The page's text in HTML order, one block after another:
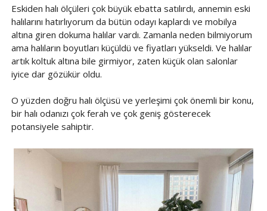
Eskiden halı ölçüleri çok büyük ebatta satılırdı, annemin eski
halılarını hatırlıyorum da bütün odayı kaplardı ve mobilya
altına giren dokuma halılar vardı. Zamanla neden bilmiyorum
ama halıların boyutları küçüldü ve fiyatları yükseldi. Ve halılar
artık koltuk altına bile girmiyor, zaten küçük olan salonlar
iyice dar gözükür oldu.
O yüzden doğru halı ölçüsü ve yerleşimi çok önemli bir konu,
bir halı odanızı çok ferah ve çok geniş gösterecek
potansiyele sahiptir.